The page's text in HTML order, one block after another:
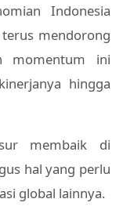
Indonesia
mendorong
momentum ini
hingga
membaik di
hal yang perlu
global lainnya.